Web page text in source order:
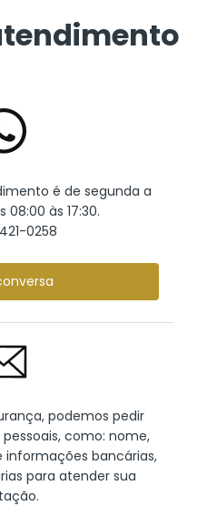
é de segunda a
às 17:30.
0258
podemos pedir
como: nome,
informações bancárias,
para atender sua